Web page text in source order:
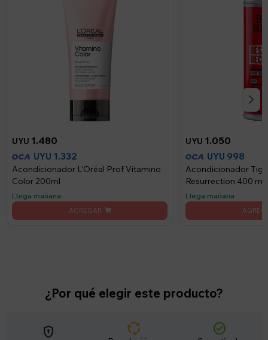
UYU 1.480
UYU 1.332
Acondicionador L'Oréal Prof Vitamino
Color 200ml
Llega mañana
UYU 1.050
UYU 998
Acondicionador Tigi
Resurrection 400 ml
Llega mañana
¿Por qué elegir este producto?
encrypted cycle check_circle